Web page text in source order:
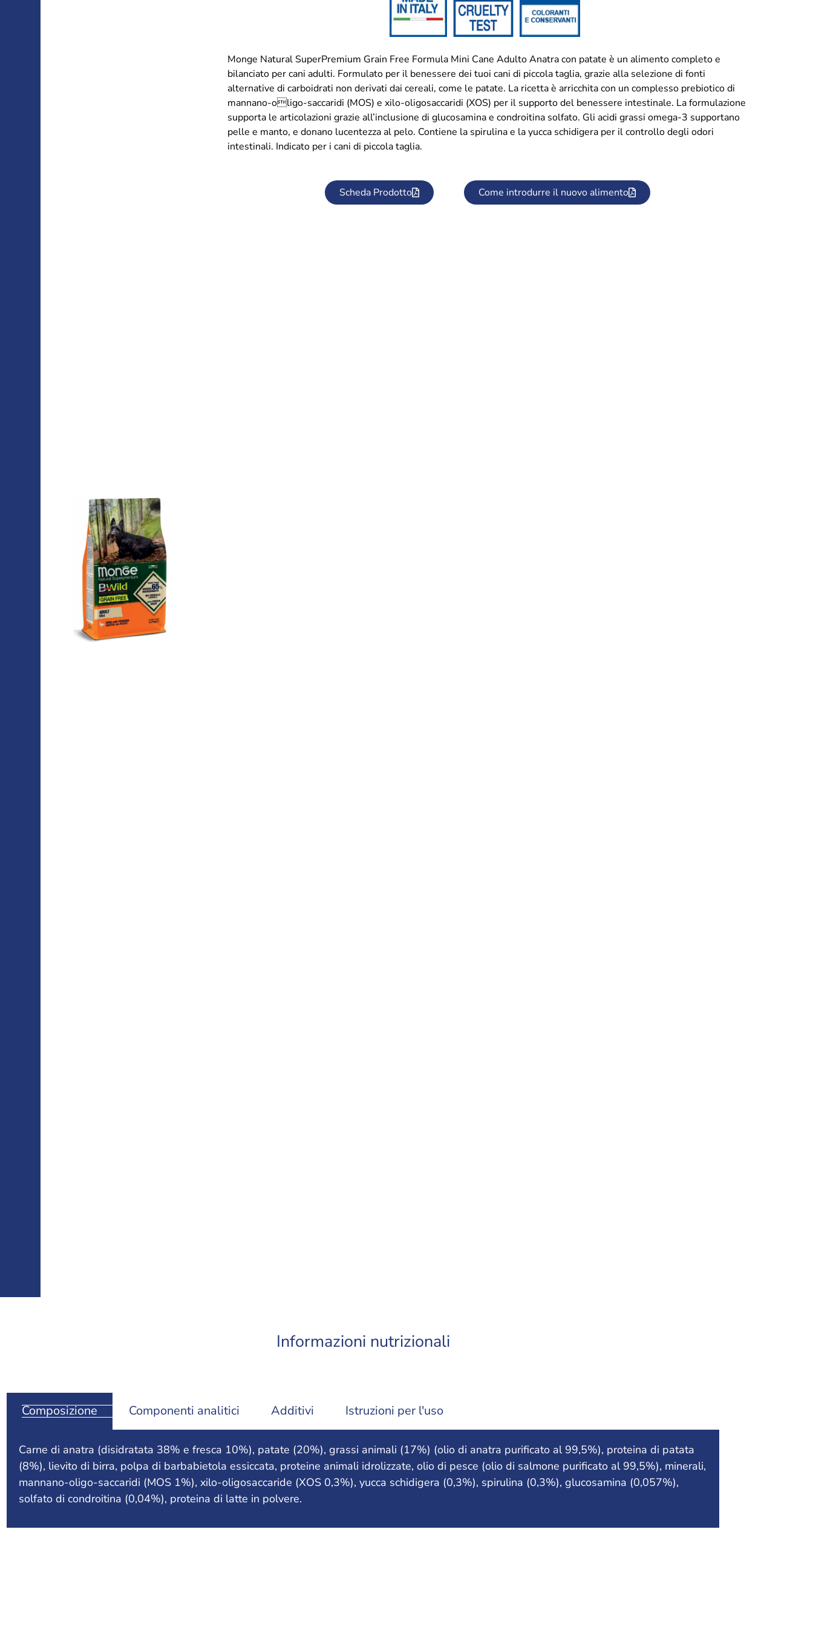
Monge Natural SuperPremium Grain Free Formula Mini Cane Adulto Anatra con patate è un alimento completo e
bilanciato per cani adulti. Formulato per il benessere dei tuoi cani di piccola taglia, grazie alla selezione di fonti
alternative di carboidrati non derivati dai cereali, come le patate. La ricetta è arricchita con un complesso prebiotico di
mannano-oligo-saccaridi (MOS) e xilo-oligosaccaridi (XOS) per il supporto del benessere intestinale. La formulazione
supporta le articolazioni grazie all’inclusione di glucosamina e condroitina solfato. Gli acidi grassi omega-3 supportano
pelle e manto, e donano lucentezza al pelo. Contiene la spirulina e la yucca schidigera per il controllo degli odori
intestinali. Indicato per i cani di piccola taglia.
Scheda Prodotto Come introdurre il nuovo alimento
Informazioni nutrizionali
Composizione Componenti analitici Additivi Istruzioni per l'uso
Carne di anatra (disidratata 38% e fresca 10%), patate (20%), grassi animali (17%) (olio di anatra purificato al 99,5%), proteina di patata
(8%), lievito di birra, polpa di barbabietola essiccata, proteine animali idrolizzate, olio di pesce (olio di salmone purificato al 99,5%), minerali,
mannano-oligo-saccaridi (MOS 1%), xilo-oligosaccaride (XOS 0,3%), yucca schidigera (0,3%), spirulina (0,3%), glucosamina (0,057%),
solfato di condroitina (0,04%), proteina di latte in polvere.